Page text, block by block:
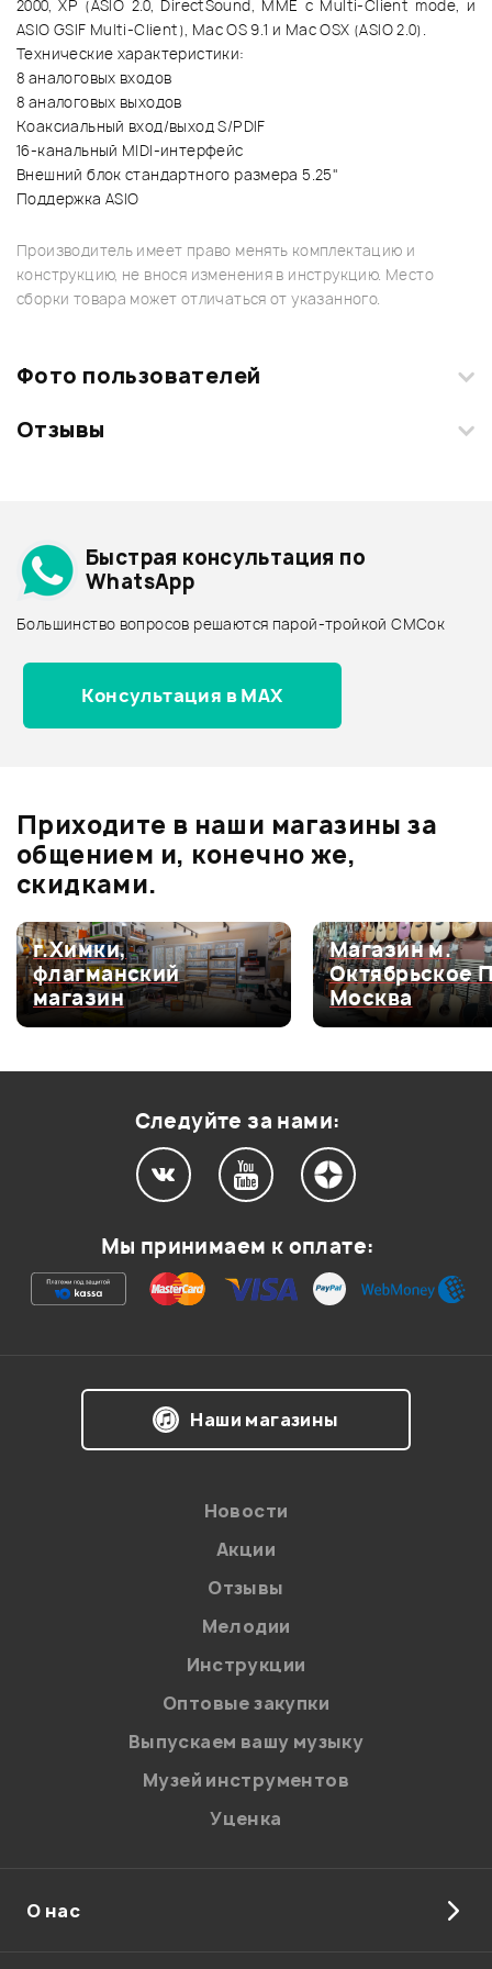
2000, XP (ASIO 2.0, DirectSound, MME с Multi-Client mode, и
ASIO GSIF Multi-Client), Mac OS 9.1 и Mac OSX (ASIO 2.0).
Технические характеристики:
8 аналоговых входов
8 аналоговых выходов
Коаксиальный вход/выход S/PDIF
16-канальный MIDI-интерфейс
Внешний блок стандартного размера 5.25"
Поддержка ASIO
Производитель имеет право менять комплектацию и
конструкцию, не внося изменения в инструкцию. Место
сборки товара может отличаться от указанного.
Фото пользователей
Загрузите свои фотографии купленного товара и получите
Отзывы
0.0
Оценка5
0
Оценка4
0
Оценка3
0
Архив товаров - дешевле
Архив товаров - дороже
Все товары TERRATEC
Архив товаров - новинки
Ваша оценка:
на обработку персональных данных в
Политикой в отношении обработки
персональных данных.
Введите проверочное число:
Отправить
Быстрая консультация по
WhatsApp
Большинство вопросов решаются парой-тройкой СМСок
Консультация в MAX
Приходите в наши магазины за
общением и, конечно же,
скидками.
г.Химки,
флагманский
магазин
Магазин м.
Октябрьское
Москва
Следуйте за нами:
Мы принимаем к оплате:
Наши магазины
Новости
Акции
Отзывы
Мелодии
Инструкции
Оптовые закупки
Выпускаем вашу музыку
Музей инструментов
Уценка
О нас